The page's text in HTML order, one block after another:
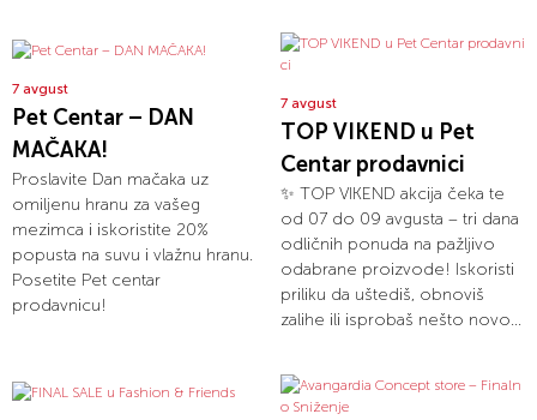
7 avgust
Pet Centar – DAN
MAČAKA!
Proslavite Dan mačaka uz
omiljenu hranu za vašeg
mezimca i iskoristite 20%
popusta na suvu i vlažnu hranu.
Posetite Pet centar
prodavnicu!
7 avgust
TOP VIKEND u Pet
Centar prodavnici
✨ TOP VIKEND akcija čeka te
od 07 do 09 avgusta – tri dana
odličnih ponuda na pažljivo
odabrane proizvode! Iskoristi
priliku da uštediš, obnoviš
zalihe ili isprobaš nešto novo...